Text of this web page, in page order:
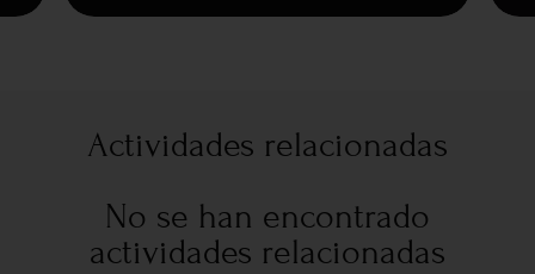
Actividades relacionadas
No se han encontrado
actividades relacionadas